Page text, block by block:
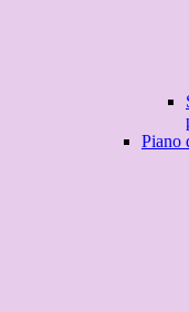
Piano